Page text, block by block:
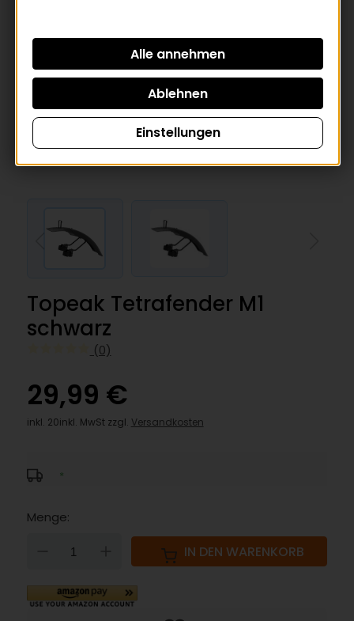
Topeak Tetrafender M1
schwarz
(0)
29,99 €
inkl. 20inkl. MwSt zzgl. Versandkosten
*
Menge:
DOWN IN DEN WARENKORB
Einstellungen